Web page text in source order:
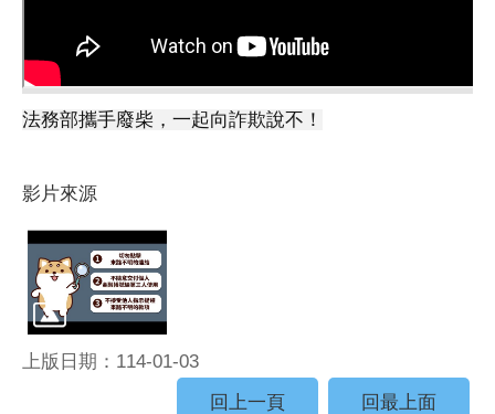
法務部攜手廢柴，一起向詐欺說不！
影片來源
上版日期：114-01-03
回上一頁
回最上面